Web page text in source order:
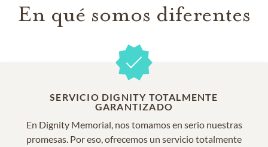
En qué somos diferentes
SERVICIO DIGNITY TOTALMENTE
GARANTIZADO
En Dignity Memorial, nos tomamos en serio nuestras
promesas. Por eso, ofrecemos un servicio totalmente